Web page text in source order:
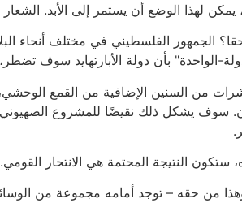
يمكن لهذا الوضع أن يستمر إلى الأبد.
الجمهور الفلسطيني في مختلف أنحاء
الواحدة" بأن دولة الأبارتهايد سوف
من السنين الإضافية من القمع الوحشي،
سوف يشكل ذلك نقيضًا للمشروع
ستكون النتيجة المحتمة هي الانتحار القومي.
من حقه – توجد أمامه مجموعة من